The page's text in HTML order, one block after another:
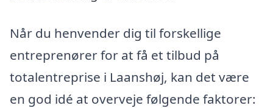
Når du henvender dig til forskellige
entreprenører for at få et tilbud på
totalentreprise i Laanshøj, kan det være
en god idé at overveje følgende faktorer: